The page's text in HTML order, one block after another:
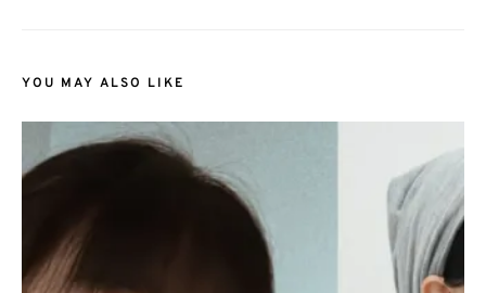
YOU MAY ALSO LIKE